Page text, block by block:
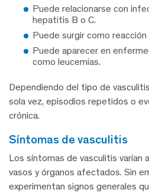
Puede relacionarse con
hepatitis B o C.
Puede surgir como
Puede aparecer en
como leucemias.
Dependiendo del tipo de
sola vez, episodios repetidos o
crónica.
síntomas de vasculitis
Los síntomas de vasculitis varían
vasos y órganos afectados. Sin
experimentan signos generales